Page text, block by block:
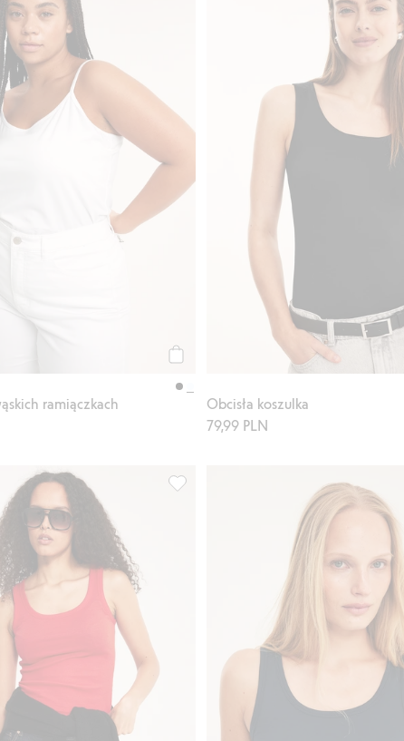
ramiączkach
Obcisła koszulka
79,99 PLN
Dodaj do listy ulubionePrążkowana koszulka, Dodaj do listy